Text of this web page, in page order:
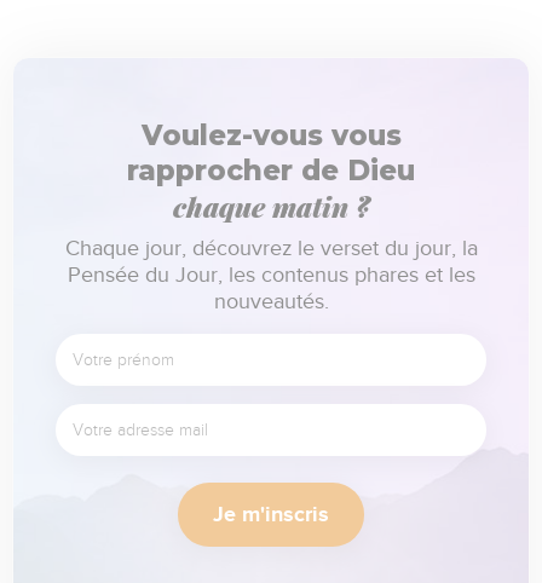
Voulez-vous vous
rapprocher de Dieu
chaque matin ?
Chaque jour, découvrez le verset du jour, la
Pensée du Jour, les contenus phares et les
nouveautés.
Je m'inscris